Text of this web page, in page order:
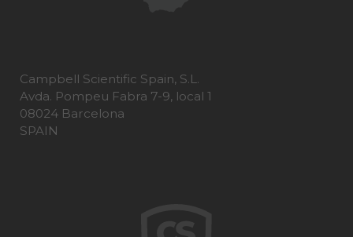
Campbell Scientific Spain, S.L.
Avda. Pompeu Fabra 7-9, local 1
08024 Barcelona
SPAIN